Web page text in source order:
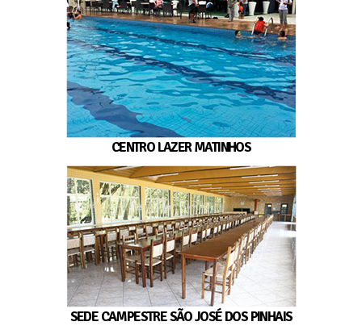
CENTRO LAZER MATINHOS
SEDE CAMPESTRE SÃO JOSÉ DOS PINHAIS